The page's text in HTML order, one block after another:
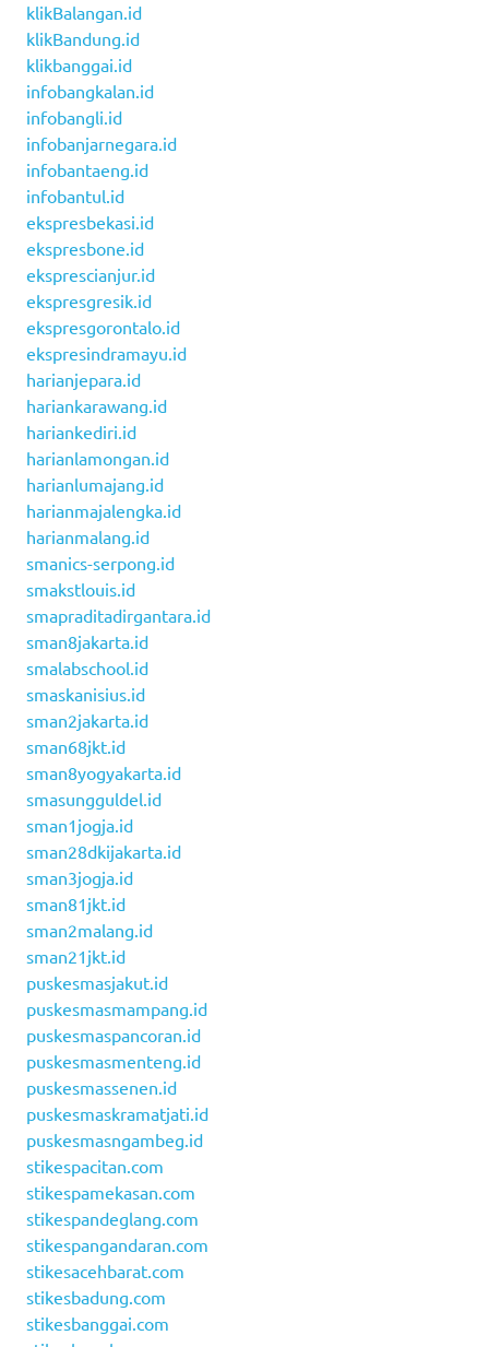
klikBalangan.id
klikBandung.id
klikbanggai.id
infobangkalan.id
infobangli.id
infobanjarnegara.id
infobantaeng.id
infobantul.id
ekspresbekasi.id
ekspresbone.id
eksprescianjur.id
ekspresgresik.id
ekspresgorontalo.id
ekspresindramayu.id
harianjepara.id
hariankarawang.id
hariankediri.id
harianlamongan.id
harianlumajang.id
harianmajalengka.id
harianmalang.id
smanics-serpong.id
smakstlouis.id
smapraditadirgantara.id
sman8jakarta.id
smalabschool.id
smaskanisius.id
sman2jakarta.id
sman68jkt.id
sman8yogyakarta.id
smasungguldel.id
sman1jogja.id
sman28dkijakarta.id
sman3jogja.id
sman81jkt.id
sman2malang.id
sman21jkt.id
puskesmasjakut.id
puskesmasmampang.id
puskesmaspancoran.id
puskesmasmenteng.id
puskesmassenen.id
puskesmaskramatjati.id
puskesmasngambeg.id
stikespacitan.com
stikespamekasan.com
stikespandeglang.com
stikespangandaran.com
stikesacehbarat.com
stikesbadung.com
stikesbanggai.com